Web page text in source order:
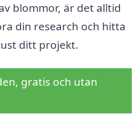
blommor, är det alltid
din research och hitta
ditt projekt.
gratis och utan